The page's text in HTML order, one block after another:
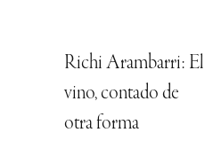
Richi Arambarri: El
vino, contado de
otra forma